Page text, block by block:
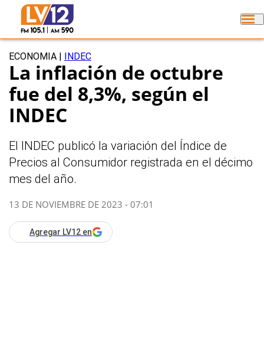
ECONOMIA INDEC
La inflación de octubre
fue del 8,3%, según el
INDEC
El INDEC publicó la variación del Índice de
Precios al Consumidor registrada en el décimo
mes del año.
13 DE NOVIEMBRE DE 2023 - 07:01
Agregar LV12 en